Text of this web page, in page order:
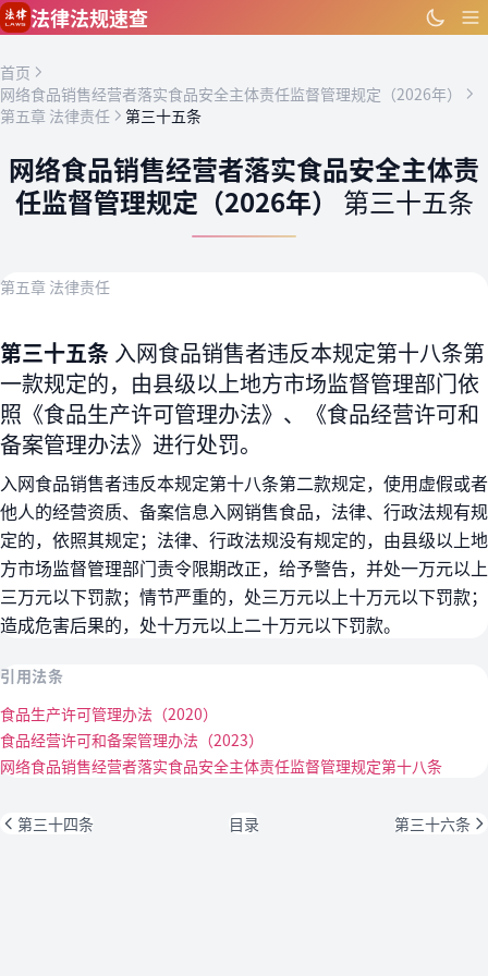
跳到主要内容
法律法规速查
首页
网络食品销售经营者落实食品安全主体责任监督管理规定（2026年）
第五章 法律责任
第三十五条
网络食品销售经营者落实食品安全主体责
任监督管理规定（2026年） 第三十五条
第五章 法律责任
第三十五条 入网食品销售者违反本规定第十八条第
一款规定的，由县级以上地方市场监督管理部门依
照《食品生产许可管理办法》、《食品经营许可和
备案管理办法》进行处罚。
入网食品销售者违反本规定第十八条第二款规定，使用虚假或者
他人的经营资质、备案信息入网销售食品，法律、行政法规有规
定的，依照其规定；法律、行政法规没有规定的，由县级以上地
方市场监督管理部门责令限期改正，给予警告，并处一万元以上
三万元以下罚款；情节严重的，处三万元以上十万元以下罚款；
造成危害后果的，处十万元以上二十万元以下罚款。
引用法条
食品生产许可管理办法（2020）
食品经营许可和备案管理办法（2023）
网络食品销售经营者落实食品安全主体责任监督管理规定第十八条
第三十四条 目录 第三十六条